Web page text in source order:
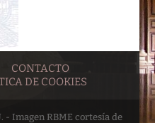
CONTACTO
DE COOKIES
- Imagen RBME cortesía de